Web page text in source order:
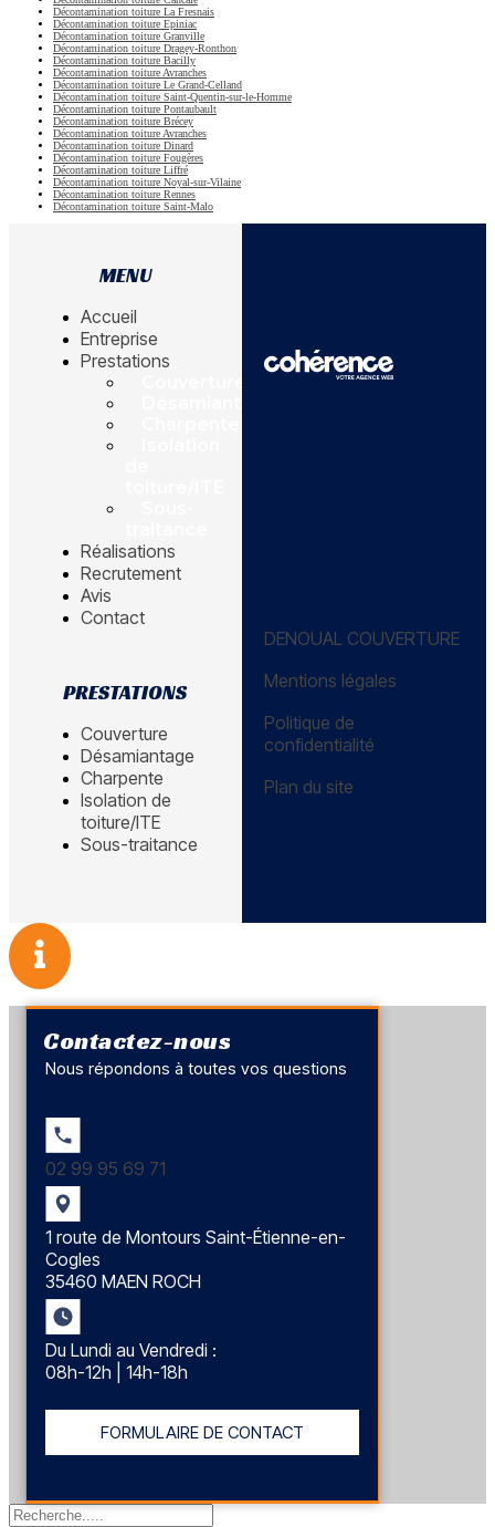
Décontamination toiture La Fresnais
Décontamination toiture Epiniac
Décontamination toiture Granville
Décontamination toiture Dragey-Ronthon
Décontamination toiture Bacilly
Décontamination toiture Avranches
Décontamination toiture Le Grand-Celland
Décontamination toiture Saint-Quentin-sur-le-Homme
Décontamination toiture Pontaubault
Décontamination toiture Brécey
Décontamination toiture Avranches
Décontamination toiture Dinard
Décontamination toiture Fougères
Décontamination toiture Liffré
Décontamination toiture Noyal-sur-Vilaine
Décontamination toiture Rennes
Décontamination toiture Saint-Malo
MENU
Accueil
Entreprise
Prestations
Réalisations
Recrutement
Avis
Contact
PRESTATIONS
Couverture
Désamiantage
Charpente
Isolation de
toiture/ITE
Sous-traitance
DENOUAL COUVERTURE
Mentions légales
Politique de
confidentialité
Plan du site
Contactez-nous
Nous répondons à toutes vos questions
02 99 95 69 71
1 route de Montours Saint-Étienne-en-
Cogles
35460 MAEN ROCH
Du Lundi au Vendredi :
08h-12h | 14h-18h
FORMULAIRE DE CONTACT